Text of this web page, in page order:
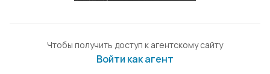
Чтобы получить доступ к агентскому сайту
Войти как агент